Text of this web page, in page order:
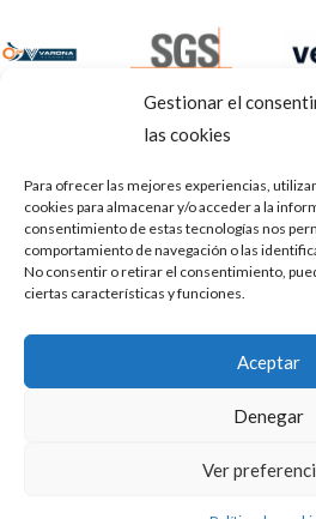
Gestionar el
las cookies
Para ofrecer las mejores experiencias,
cookies para almacenar y/o acceder a la
consentimiento de estas tecnologías nos
comportamiento de navegación o las
No consentir o retirar el consentimiento,
ciertas características y funciones.
Aceptar
Denegar
Ver
Aviso Legal Política de
ASOCIACIÓN DE TALLERES
AUTOMÓVILES • CIF:
Mediación, Arbitraje y Conciliación,
Puedes aprender más sobre qué